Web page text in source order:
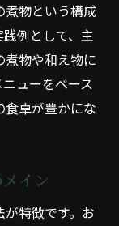
煮物という構成
例として、主
物や和え物に
ューをベース
食卓が豊かにな
イン
特徴です。お